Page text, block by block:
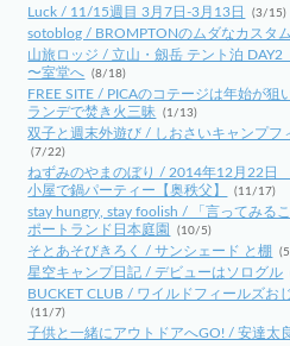
Luck / 11/15週目 3月7日-3月13日 (3/15)
sotoblog / BROMPTONのムダなカスタ
山旅ロッジ / 立山・劔岳 テント泊
〜室堂へ (8/18)
FREE SITE / PICAのコテージは年始が
ランデで焚き火三昧 (1/13)
双子と週末外遊び / しおさいキャンプフ
(7/22)
ねずみのやまのぼり / 2014年12月22日
小屋で鍋パーティー【奥秩父】
(11/17)
stay hungry, stay foolish / 「言ってみ
ポートランド日本庭園
(10/5)
そとあそびきろく / サンシェード と棚
星空キャンプ日記 / デビューはソログル
BUCKET CLUB / ワイルドフィールズ
(11/7)
子供と一緒にアウトドアへGO! / 安達太